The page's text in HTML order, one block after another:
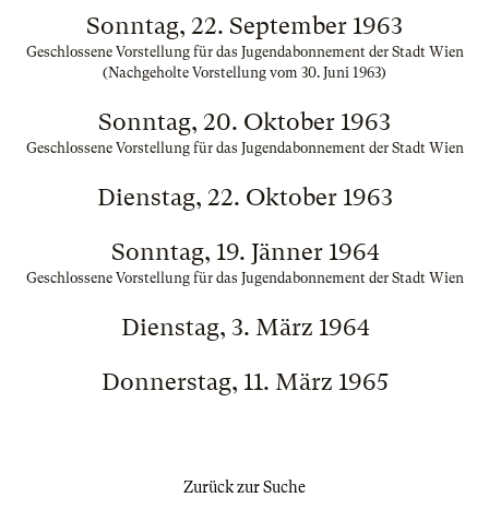
Sonntag, 22. September 1963
Geschlossene Vorstellung für das Jugendabonnement der Stadt Wien
(Nachgeholte Vorstellung vom 30. Juni 1963)
Sonntag, 20. Oktober 1963
Geschlossene Vorstellung für das Jugendabonnement der Stadt Wien
Dienstag, 22. Oktober 1963
Sonntag, 19. Jänner 1964
Geschlossene Vorstellung für das Jugendabonnement der Stadt Wien
Dienstag, 3. März 1964
Donnerstag, 11. März 1965
Zurück zur Suche